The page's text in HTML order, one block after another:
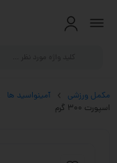
مکمل ورزشی آمینواسید ها
اسپورت 300 گرم